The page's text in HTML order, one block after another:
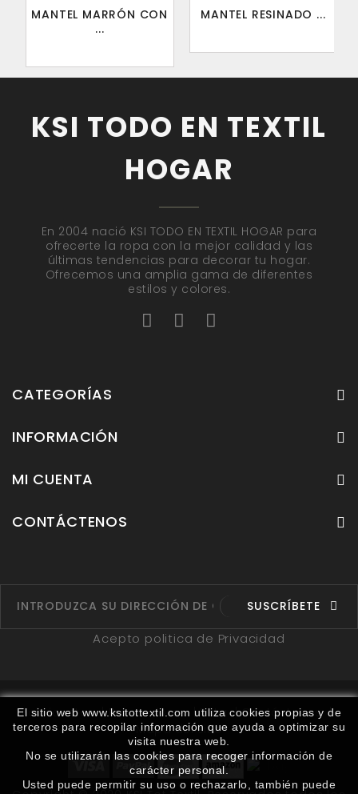
MANTEL MARRÓN CON
...
MANTEL RESINADO ...
KSI TODO EN TEXTIL
HOGAR
En 2004 nació KSI TODO EN TEXTIL HOGAR para
ofrecerte la ropa con la mejor calidad y las
últimas tendencias para decorar tu hogar.
Ofrecemos una amplia gama de diferentes
estilos y colores.
CATEGORÍAS
INFORMACIÓN
MI CUENTA
CONTÁCTENOS
El sitio web www.ksitottextil.com utiliza cookies propias y de
terceros para recopilar información que ayuda a optimizar su
visita nuestra web.
No se utilizarán las cookies para recoger información de
carácter personal.
Usted puede permitir su uso o rechazarlo, también puede
SUSCRÍBETE
Acepto politica de Privacidad
Fabricantes Proveedores Ruta
Contáctenos
Mapa del sitio